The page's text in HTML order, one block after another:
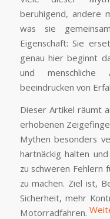
beruhigend, andere
was sie
Eigenschaft: Sie
genau hier beginnt
und menschliche
beeindrucken von
Dieser Artikel räumt
erhobenen
Mythen besonders
hartnäckig halten
zu schweren Fehlern
zu machen. Ziel ist,
Sicherheit, mehr
Motorradfahren.